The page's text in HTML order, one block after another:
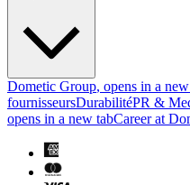
Dometic Group, opens in a
fournisseursDurabilitéPR &
opens in a new tabCareer at